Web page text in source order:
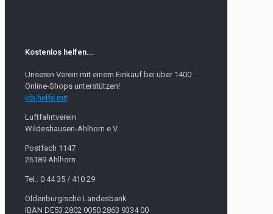
Kostenlos helfen….
Unseren Verein mit einem Einkauf bei über 1400
Online-Shops unterstützen!
Ich helfe mit
Luftfahrtverein
Wildeshausen-Ahlhorn e.V.
Postfach 1147
26189 Ahlhorn
Tel.: 0 44 35 / 410 29
Oldenburgische Landesbank
IBAN DE53 2802 0050 2863 9334 00